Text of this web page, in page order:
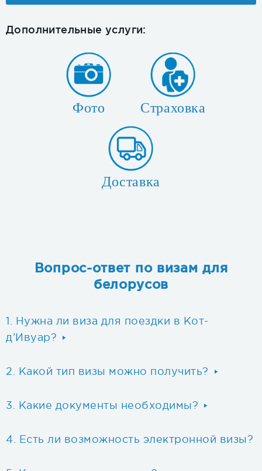
Дополнительные услуги:
Фото Страховка
Доставка
Вопрос-ответ по визам для
белорусов
Нужна ли виза для поездки в Кот-
д’Ивуар?
Какой тип визы можно получить?
Какие документы необходимы?
Есть ли возможность электронной визы?